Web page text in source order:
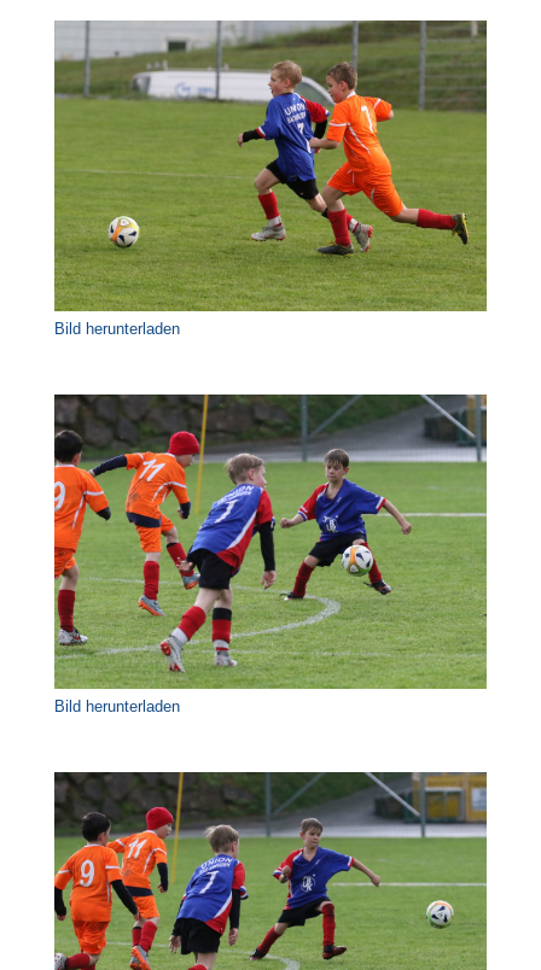
Bild herunterladen
Bild herunterladen